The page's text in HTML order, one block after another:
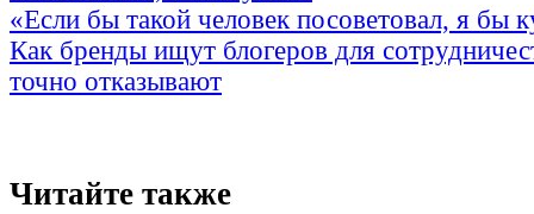
«Если бы такой человек посоветовал, я бы
Как бренды ищут блогеров для
точно отказывают
Читайте также